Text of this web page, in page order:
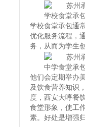
学校食堂承
学校食堂承包通
优化服务流程，
务，从而为学生
中学食堂承
他们会定期举办
及饮食营养知识
度，西安大哼餐
食堂形象，使工
素。好处是增强